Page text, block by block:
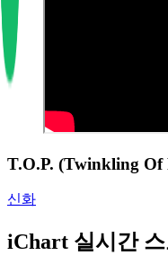
T.O.P. (Twinkling Of
신화
iChart 실시간 스